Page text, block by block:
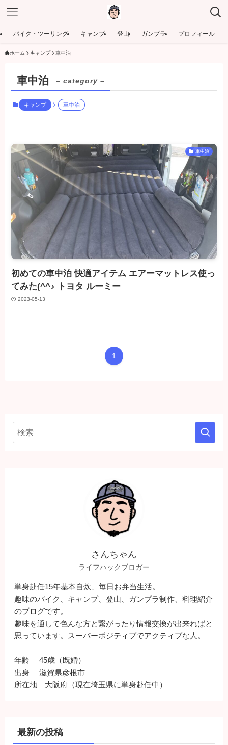
バイク・ツーリング キャンプ 登山 ガンプラ プロフィール
ホーム キャンプ 車中泊
車中泊 – category –
キャンプ 車中泊
車中泊
初めての車中泊 快適アイテム エアーマットレス使っ
てみた(^^♪ トヨタ ルーミー
2023-05-13
1
さんちゃん
ライフハックブロガー
単身赴任15年基本自炊、毎日お弁当生活。
趣味のバイク、キャンプ、登山、ガンプラ制作、料理紹介
のブログです。
趣味を通して色んな方と繋がったり情報交換が出来ればと
思っています。スーパーポジティブでアクティブな人。
年齢 45歳（既婚）
出身 滋賀県彦根市
所在地 大阪府（現在埼玉県に単身赴任中）
最新の投稿